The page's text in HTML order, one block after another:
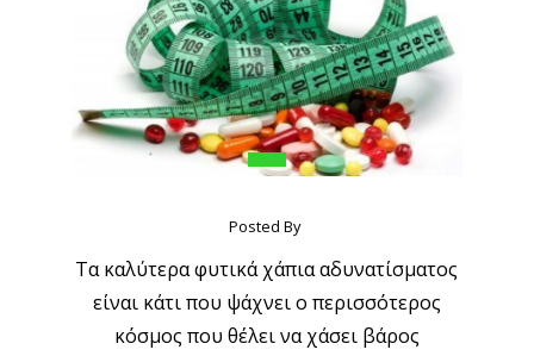
Posted By
Τα καλύτερα φυτικά χάπια αδυνατίσματος
είναι κάτι που ψάχνει ο περισσότερος
κόσμος που θέλει να χάσει βάρος